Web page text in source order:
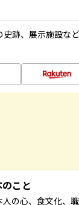
跡、展示施設な
こと
の心、食文化、